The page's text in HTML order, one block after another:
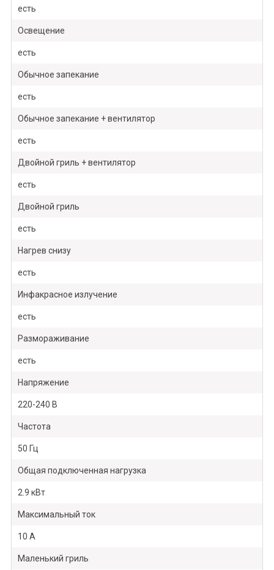
есть
Освещение
есть
Обычное запекание
есть
Обычное запекание + вентилятор
есть
Двойной гриль + вентилятор
есть
Двойной гриль
есть
Нагрев снизу
есть
Инфакрасное излучение
есть
Размораживание
есть
Напряжение
220-240 B
Частота
50 Гц
Общая подключенная нагрузка
2.9 кВт
Maксимальный ток
10 A
Маленький гриль